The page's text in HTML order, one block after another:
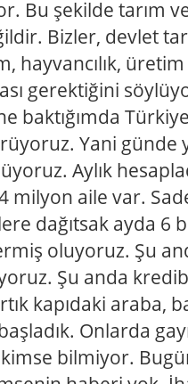
Bu şekilde tarım ve
Bizler, devlet
hayvancılık,
gerektiğini
baktığımda
Yani günde
Aylık
milyon aile var.
dağıtsak ayda 6
oluyoruz. Şu
Şu anda
kapıdaki araba,
Onlarda
bilmiyor.